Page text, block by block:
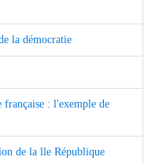
la démocratie
française : l'exemple de
de la lle République